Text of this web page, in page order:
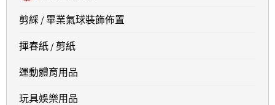
剪綵 / 畢業氣球裝飾佈置
揮春紙 / 剪紙
運動體育用品
玩具娛樂用品